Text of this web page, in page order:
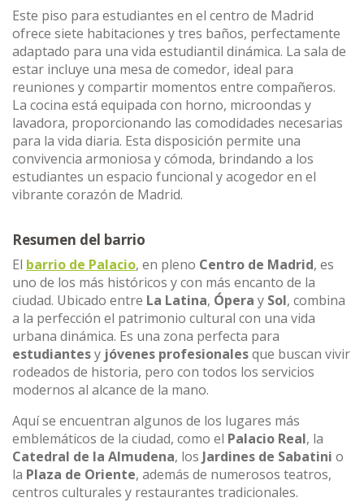
Este piso para estudiantes en el centro de Madrid
ofrece siete habitaciones y tres baños, perfectamente
adaptado para una vida estudiantil dinámica. La sala de
estar incluye una mesa de comedor, ideal para
reuniones y compartir momentos entre compañeros.
La cocina está equipada con horno, microondas y
lavadora, proporcionando las comodidades necesarias
para la vida diaria. Esta disposición permite una
convivencia armoniosa y cómoda, brindando a los
estudiantes un espacio funcional y acogedor en el
vibrante corazón de Madrid.
Resumen del barrio
El barrio de Palacio, en pleno Centro de Madrid, es
uno de los más históricos y con más encanto de la
ciudad. Ubicado entre La Latina, Ópera y Sol, combina
a la perfección el patrimonio cultural con una vida
urbana dinámica. Es una zona perfecta para
estudiantesy jóvenes profesionalesque buscan vivir
rodeados de historia, pero con todos los servicios
modernos al alcance de la mano.
Aquí se encuentran algunos de los lugares más
emblemáticos de la ciudad, como el Palacio Real, la
Catedral de la Almudena, los Jardines de Sabatini o
la Plaza de Oriente, además de numerosos teatros,
centros culturales y restaurantes tradicionales.